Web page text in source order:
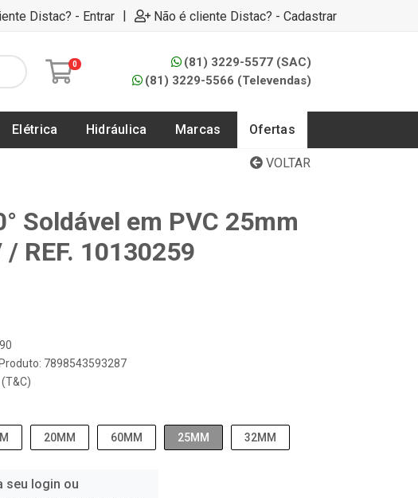
Distac? - Entrar | Não é cliente Distac? - Cadastrar
0
(81) 3229-5577 (SAC)
(81) 3229-5566 (Televendas)
Elétrica Hidráulica Marcas Ofertas
VOLTAR
Soldável em PVC 25mm
/ REF. 10130259
7898543593287
(T&C)
20MM 60MM 25MM 32MM
seu login ou